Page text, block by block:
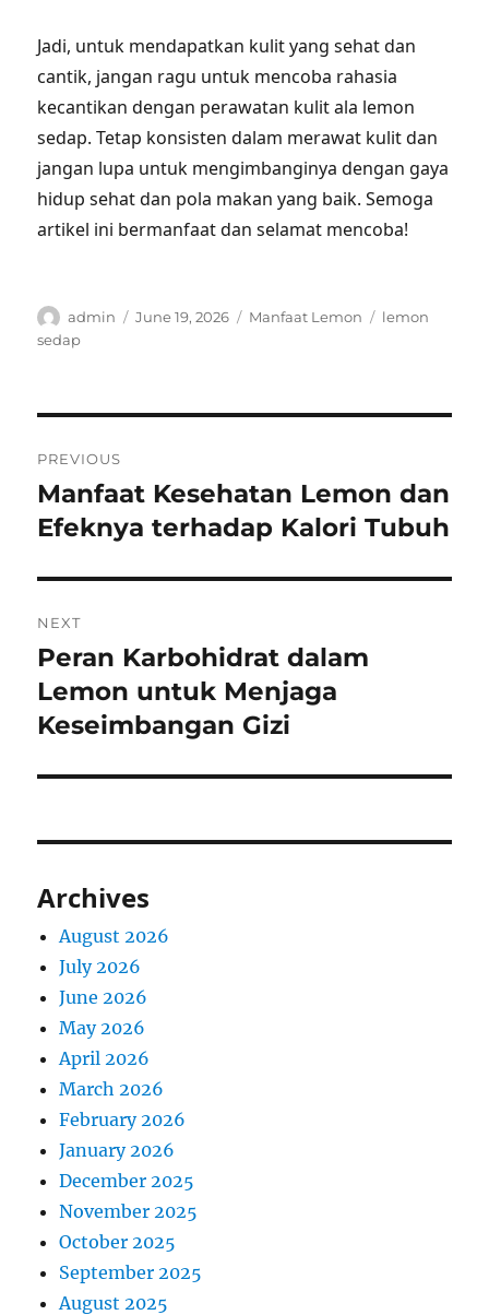
Jadi, untuk mendapatkan kulit yang sehat dan
cantik, jangan ragu untuk mencoba rahasia
kecantikan dengan perawatan kulit ala lemon
sedap. Tetap konsisten dalam merawat kulit dan
jangan lupa untuk mengimbanginya dengan gaya
hidup sehat dan pola makan yang baik. Semoga
artikel ini bermanfaat dan selamat mencoba!
Author
admin
Posted
June 19, 2026 Categories
Manfaat Lemon Tags
lemon
sedap
navigation
PREVIOUS
Previous
post:
Manfaat Kesehatan Lemon dan
Efeknya terhadap Kalori Tubuh
NEXT
Next
post:
Peran Karbohidrat dalam
Lemon untuk Menjaga
Keseimbangan Gizi
Archives
August 2026
July 2026
June 2026
May 2026
April 2026
March 2026
February 2026
January 2026
December 2025
November 2025
October 2025
September 2025
August 2025